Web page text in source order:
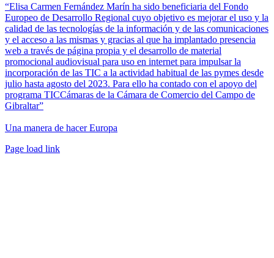
“Elisa Carmen Fernández Marín ha sido beneficiaria del Fondo
Europeo de Desarrollo Regional cuyo objetivo es mejorar el uso y la
calidad de las tecnologías de la información y de las comunicaciones
y el acceso a las mismas y gracias al que ha implantado presencia
web a través de página propia y el desarrollo de material
promocional audiovisual para uso en internet para impulsar la
incorporación de las TIC a la actividad habitual de las pymes desde
julio hasta agosto del 2023. Para ello ha contado con el apoyo del
programa TICCámaras de la Cámara de Comercio del Campo de
Gibraltar”
Una manera de hacer Europa
Facebook
Twitter
Instagram
Pinterest
Page load link